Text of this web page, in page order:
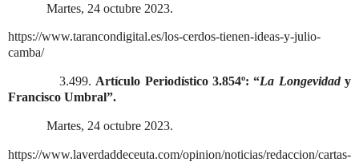
Martes, 24 octubre 2023.
https://www.tarancondigital.es/los-cerdos-tienen-ideas-y-julio-
camba/
3.499. Artículo Periodístico 3.854º: “La Longevidady
Francisco Umbral”.
Martes, 24 octubre 2023.
https://www.laverdaddeceuta.com/opinion/noticias/redaccion/cartas-